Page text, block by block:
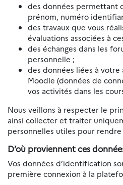
des données permettant
prénom, numéro
des travaux que vous
évaluations associées à
des échanges dans les
personnelle ;
des données liées à
Moodle (données de
vos activités dans les
Nous veillons à respecter le
ainsi collecter et traiter
personnelles utiles pour
D’où proviennent ces
Vos données d’identification
première connexion à la